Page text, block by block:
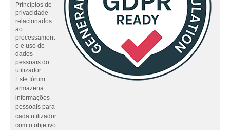
Princípios de
privacidade
relacionados
ao
processament
o e uso de
dados
pessoais do
utilizador
Este fórum
armazena
informações
pessoais para
cada utilizador
com o objetivo